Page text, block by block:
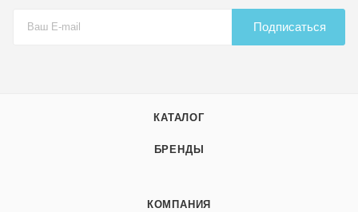
Подписаться
КАТАЛОГ
БРЕНДЫ
КОМПАНИЯ